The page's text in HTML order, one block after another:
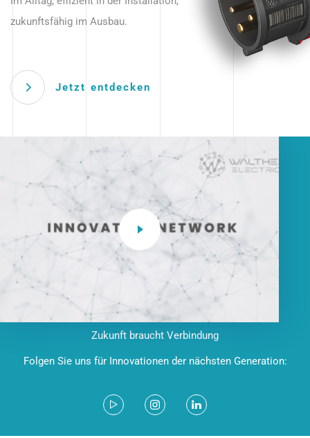
zukunftsfähig im Ausbau.
Jetzt entdecken
zukunftsfähig.
Zukunft braucht Verbindung
Folgen Sie uns für Innovationen der nächsten Generation: